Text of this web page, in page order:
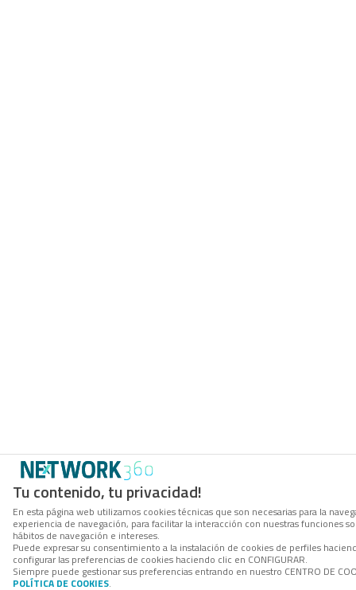
Tu contenido, tu privacidad!
En esta página web utilizamos cookies técnicas que son necesarias para la
experiencia de navegación, para facilitar la interacción con nuestras funciones
hábitos de navegación e intereses.
Puede expresar su consentimiento a la instalación de cookies de perfiles
configurar las preferencias de cookies haciendo clic en CONFIGURAR.
Siempre puede gestionar sus preferencias entrando en nuestro CENTRO DE
POLÍTICA DE COOKIES.